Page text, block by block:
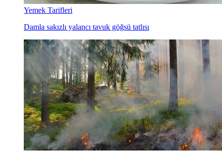
Yemek Tarifleri
Damla sakızlı yalancı tavuk göğsü tatlısı